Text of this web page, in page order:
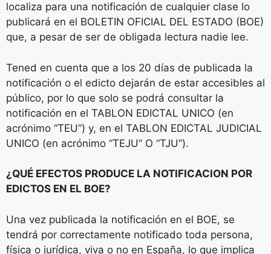
localiza para una notificación de cualquier clase lo
publicará en el BOLETIN OFICIAL DEL ESTADO (BOE)
que, a pesar de ser de obligada lectura nadie lee.
Tened en cuenta que a los 20 días de publicada la
notificación o el edicto dejarán de estar accesibles al
público, por lo que solo se podrá consultar la
notificación en el TABLON EDICTAL UNICO (en
acrónimo “TEU”) y, en el TABLON EDICTAL JUDICIAL
UNICO (en acrónimo “TEJU” O “TJU”).
¿QUÉ EFECTOS PRODUCE LA NOTIFICACION POR
EDICTOS EN EL BOE?
Una vez publicada la notificación en el BOE, se
tendrá por correctamente notificado toda persona,
física o jurídica, viva o no en España, lo que implica